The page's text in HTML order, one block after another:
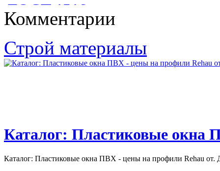
ГОСТ 1516
ЭЛЕКТРОУСТАНОВКИ ПЕРЕМЕННОГО ТОКА НА...
Комментарии
Строй материалы
Каталог: Пластиковые окна
Каталог: Пластиковые окна ПВХ - цены на профили Rehau от.